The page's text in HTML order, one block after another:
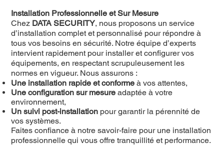
Installation Professionnelle et Sur Mesure
Chez DATA SECURITY, nous proposons un service
d’installation complet et personnalisé pour répondre à
tous vos besoins en sécurité. Notre équipe d’experts
intervient rapidement pour installer et configurer vos
équipements, en respectant scrupuleusement les
normes en vigueur. Nous assurons :
Une installation rapide et conforme à vos attentes,
Une configuration sur mesure adaptée à votre
environnement,
Un suivi post-installation pour garantir la pérennité de
vos systèmes.
Faites confiance à notre savoir-faire pour une installation
professionnelle qui vous offre tranquillité et performance.